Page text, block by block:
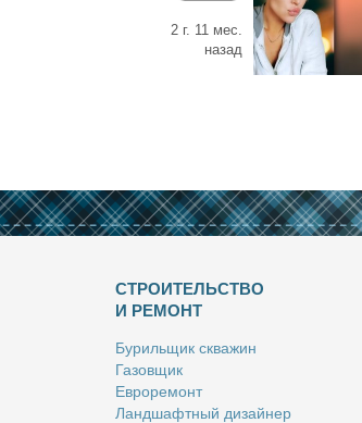
2 г. 11 мес.
назад
СТРОИТЕЛЬСТВО
И РЕМОНТ
Бу­риль­щик сква­жин
Га­зов­щик
Ев­ро­ре­монт
Ланд­шафт­ный ди­зай­нер